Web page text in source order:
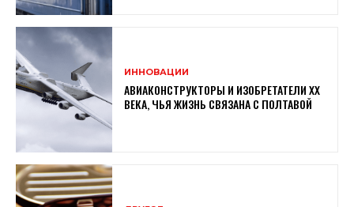
ИННОВАЦИИ
АВИАКОНСТРУКТОРЫ И ИЗОБРЕТАТЕЛИ XX
ВЕКА, ЧЬЯ ЖИЗНЬ СВЯЗАНА С ПОЛТАВОЙ